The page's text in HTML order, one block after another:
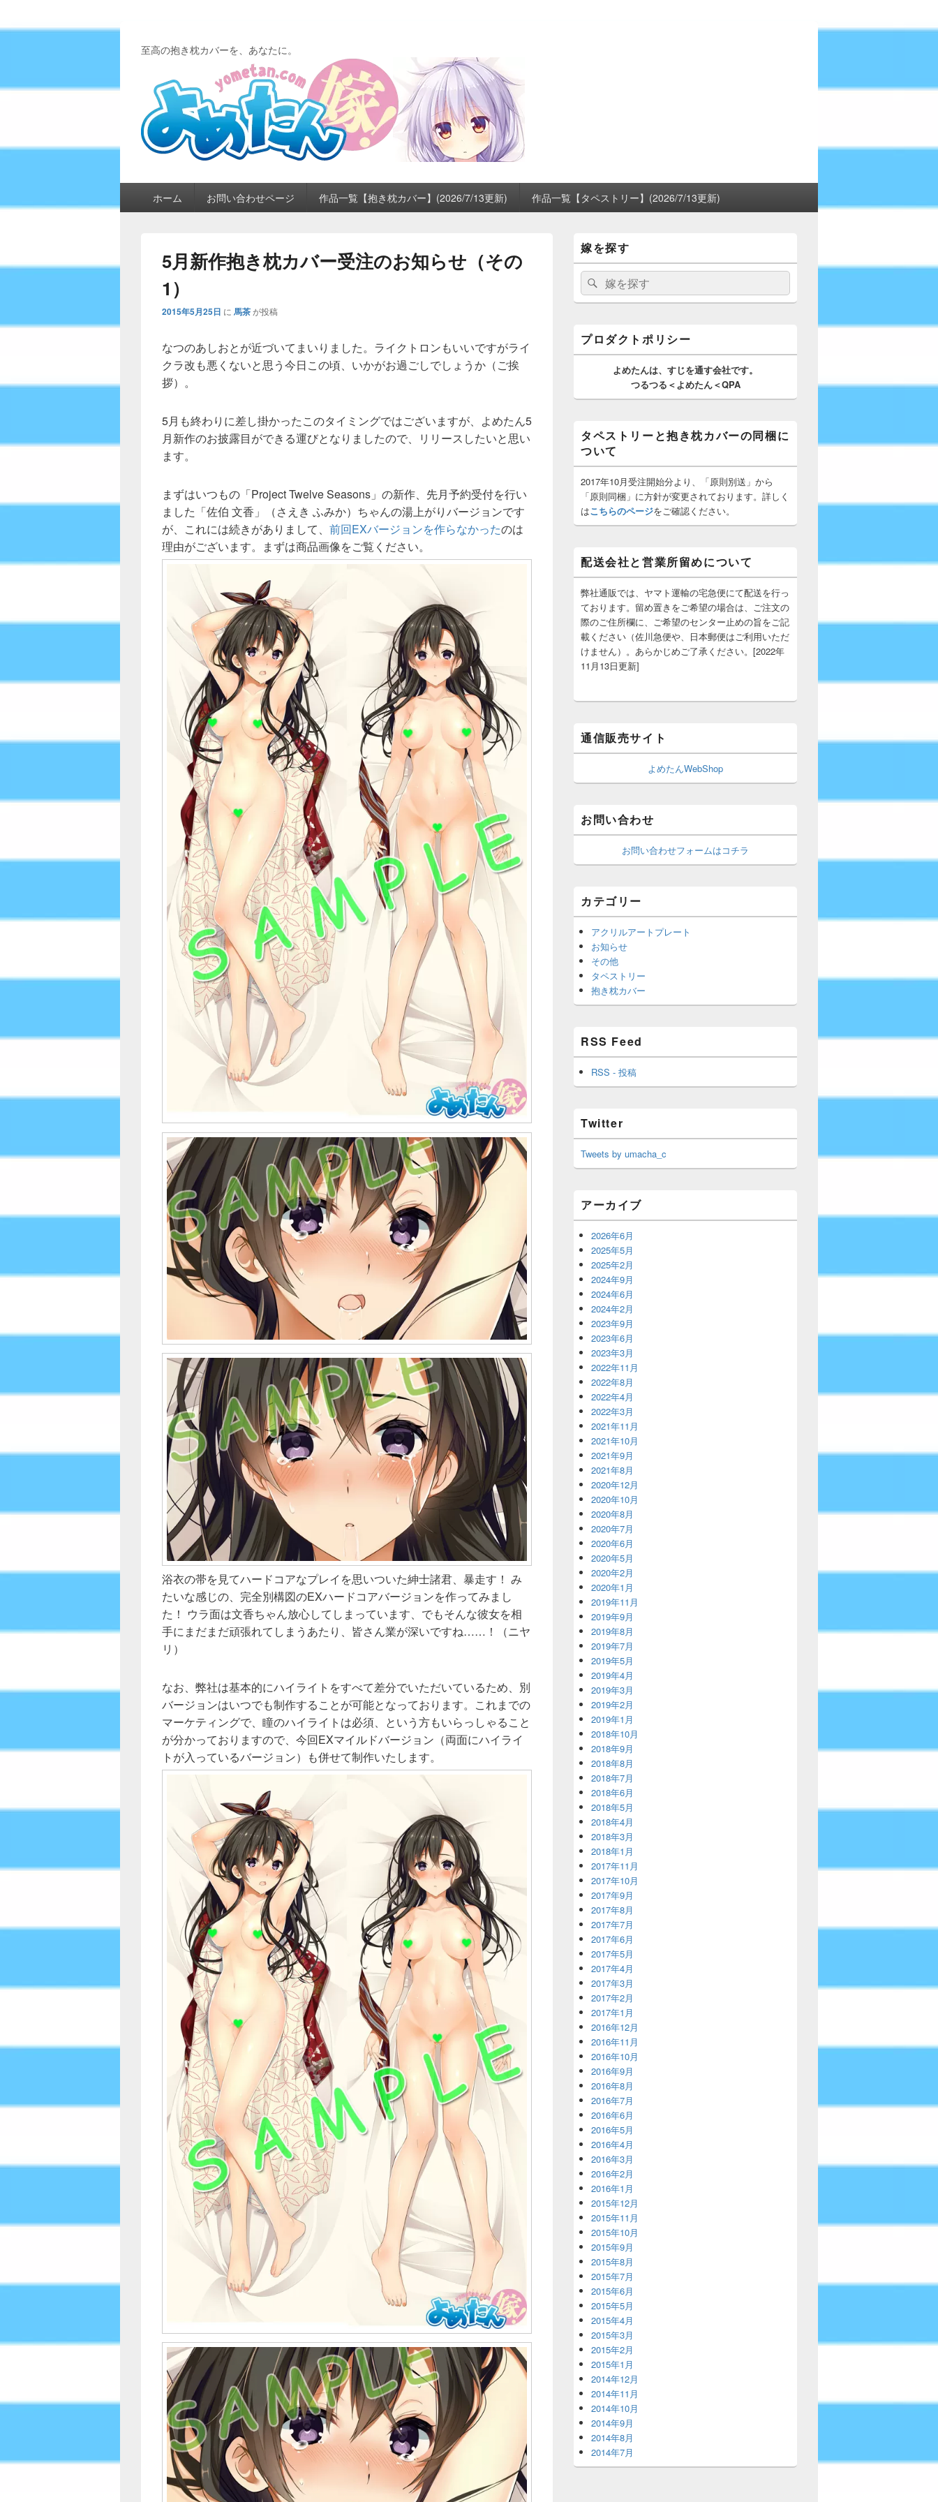
至高の抱き枕カバーを、あなたに。
イ
ュ
ホーム お問い合わせページ 作品一覧【抱き枕カバー】(2026/7/13更新) 作品一覧【タペストリー】(2026/7/13更新)
5月新作抱き枕カバー受注のお知らせ（その
1）
2015年5月25日 に 馬茶が投稿
なつのあしおとが近づいてまいりました。ライクトロンもいいですがライ
クラ改も悪くないと思う今日この頃、いかがお過ごしでしょうか（ご挨
拶）。
5月も終わりに差し掛かったこのタイミングではございますが、よめたん5
月新作のお披露目ができる運びとなりましたので、リリースしたいと思い
ます。
まずはいつもの「Project Twelve Seasons」の新作、先月予約受付を行い
ました「佐伯 文香」（さえき ふみか）ちゃんの湯上がりバージョンです
が、これには続きがありまして、 前回EXバージョンを作らなかったのは
理由がございます。まずは商品画像をご覧ください。
浴衣の帯を見てハードコアなプレイを思いついた紳士諸君、暴走す！ み
たいな感じの、完全別構図のEXハードコアバージョンを作ってみまし
た！ ウラ面は文香ちゃん放心してしまっています、でもそんな彼女を相
手にまだまだ頑張れてしまうあたり、皆さん業が深いですね……！（ニヤ
リ）
なお、弊社は基本的にハイライトをすべて差分でいただいているため、別
バージョンはいつでも制作することが可能となっております。これまでの
マーケティングで、瞳のハイライトは必須、という方もいらっしゃること
が分かっておりますので、今回EXマイルドバージョン（両面にハイライ
トが入っているバージョン）も併せて制作いたします。
イ
ン
サ
ド
ウ
ィ
ト
ア
嫁を探す
検
索:
検
索
プロダクトポリシー
よめたんは、 すじを通す会社です。
つるつる＜よめたん＜QPA
タペストリーと抱き枕カバーの同梱に
ついて
2017年10月受注開始分より、「原則別送」から
「原則同梱」に方針が変更されております。詳しく
はこちらのページをご確認ください。
配送会社と営業所留めについて
弊社通販では、ヤマト運輸の宅急便にて配送を行っ
ております。留め置きをご希望の場合は、ご注文の
際のご住所欄に、ご希望のセンター止めの旨をご記
載ください（佐川急便や、日本郵便はご利用いただ
けません）。あらかじめご了承ください。[2022年
11月13日更新]
通信販売サイト
よめたんWebShop
お問い合わせ
お問い合わせフォームはコチラ
カテゴリー
アクリルアートプレート
お知らせ
その他
タペストリー
抱き枕カバー
RSS Feed
RSS - 投稿
Twitter
Tweets by umacha_c
アーカイブ
2026年6月
2025年5月
2025年2月
2024年9月
2024年6月
2024年2月
2023年9月
2023年6月
2023年3月
2022年11月
2022年8月
2022年4月
2022年3月
2021年11月
2021年10月
2021年9月
2021年8月
2020年12月
2020年10月
2020年8月
2020年7月
2020年6月
2020年5月
2020年2月
2020年1月
2019年11月
2019年9月
2019年8月
2019年7月
2019年5月
2019年4月
2019年3月
2019年2月
2019年1月
2018年10月
2018年9月
2018年8月
2018年7月
2018年6月
2018年5月
2018年4月
2018年3月
2018年1月
2017年11月
2017年10月
2017年9月
2017年8月
2017年7月
2017年6月
2017年5月
2017年4月
2017年3月
2017年2月
2017年1月
2016年12月
2016年11月
2016年10月
2016年9月
2016年8月
2016年7月
2016年6月
2016年5月
2016年4月
2016年3月
2016年2月
2016年1月
2015年12月
2015年11月
2015年10月
2015年9月
2015年8月
2015年7月
2015年6月
2015年5月
2015年4月
2015年3月
2015年2月
2015年1月
2014年12月
2014年11月
2014年10月
2014年9月
2014年8月
2014年7月